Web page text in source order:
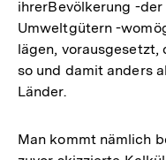
ihrerBevölkerung -
Umweltgütern -
lägen,
so und damit anders
Länder.
Man kommt nämlich